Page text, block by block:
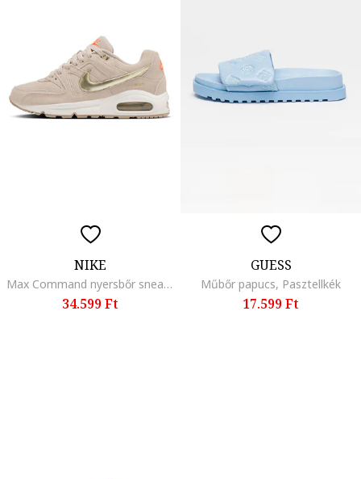
NIKE
Max Command nyersbőr sneaker, Aranyszín/Homokbarna
34.599 Ft
GUESS
Műbőr papucs, Pasztellkék
17.599 Ft